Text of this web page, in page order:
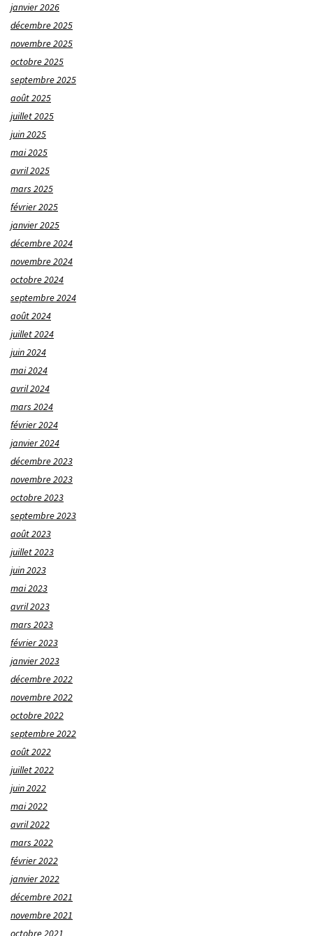
janvier 2026
décembre 2025
novembre 2025
octobre 2025
septembre 2025
août 2025
juillet 2025
juin 2025
mai 2025
avril 2025
mars 2025
février 2025
janvier 2025
décembre 2024
novembre 2024
octobre 2024
septembre 2024
août 2024
juillet 2024
juin 2024
mai 2024
avril 2024
mars 2024
février 2024
janvier 2024
décembre 2023
novembre 2023
octobre 2023
septembre 2023
août 2023
juillet 2023
juin 2023
mai 2023
avril 2023
mars 2023
février 2023
janvier 2023
décembre 2022
novembre 2022
octobre 2022
septembre 2022
août 2022
juillet 2022
juin 2022
mai 2022
avril 2022
mars 2022
février 2022
janvier 2022
décembre 2021
novembre 2021